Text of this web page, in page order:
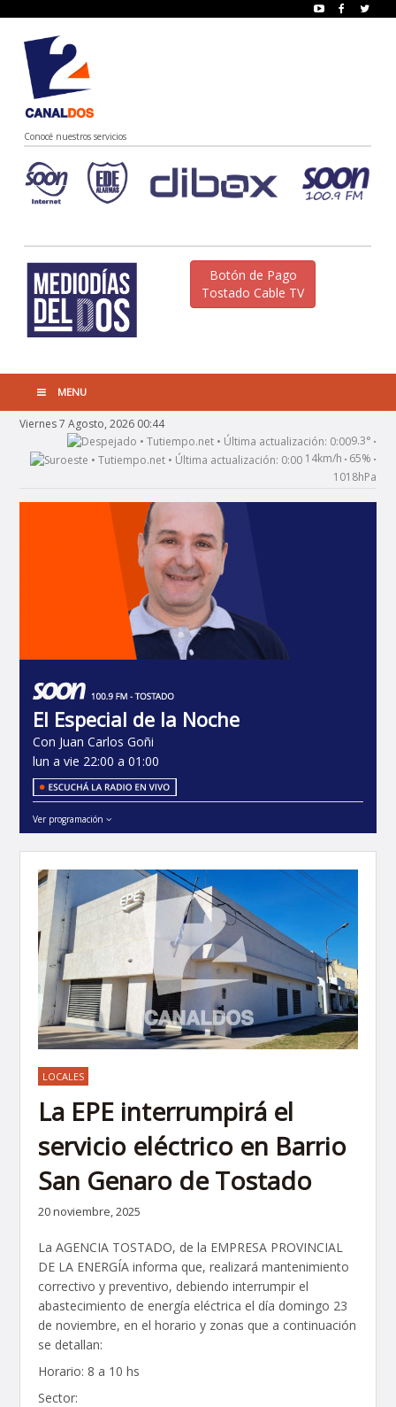
Conocé nuestros servicios
Botón de Pago
Tostado Cable TV
MENU
Viernes 7 Agosto, 2026 00:44
9.3° •
14km/h • 65% •
1018hPa
El Especial de la Noche
Con Juan Carlos Goñi
lun a vie 22:00 a 01:00
Ver programación
LOCALES
La EPE interrumpirá el
servicio eléctrico en Barrio
San Genaro de Tostado
20 noviembre, 2025
La AGENCIA TOSTADO, de la EMPRESA PROVINCIAL
DE LA ENERGÍA informa que, realizará mantenimiento
correctivo y preventivo, debiendo interrumpir el
abastecimiento de energía eléctrica el día domingo 23
de noviembre, en el horario y zonas que a continuación
se detallan:
Horario: 8 a 10 hs
Sector: